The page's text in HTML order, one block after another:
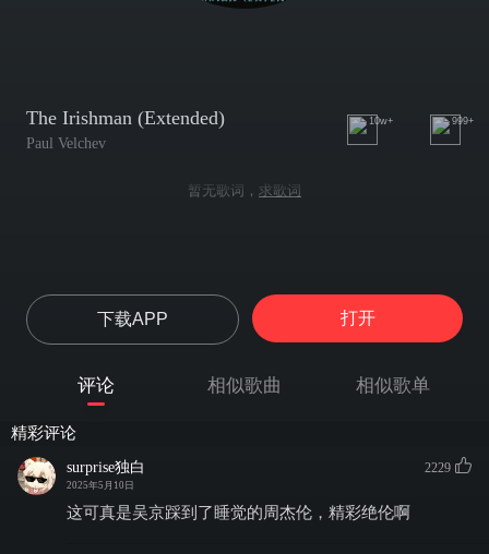
The Irishman (Extended)
Paul Velchev
10w+ 999+
暂无歌词， 求歌词
下载APP 打开
评论 相似歌曲 相似歌单
精彩评论
surprise独白
2025年5月10日
2229
这可真是吴京踩到了睡觉的周杰伦，精彩绝伦啊​